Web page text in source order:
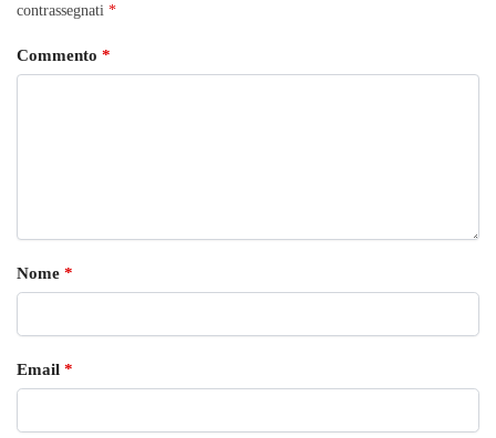
contrassegnati *
Commento *
Nome *
Email *